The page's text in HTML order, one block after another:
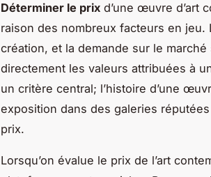
Déterminer le prix d’une œuvre d’art
raison des nombreux facteurs en jeu.
création, et la demande sur le
directement les valeurs attribuées à
un critère central; l’histoire d’une
exposition dans des galeries
prix.
Lorsqu’on évalue le prix de l’art